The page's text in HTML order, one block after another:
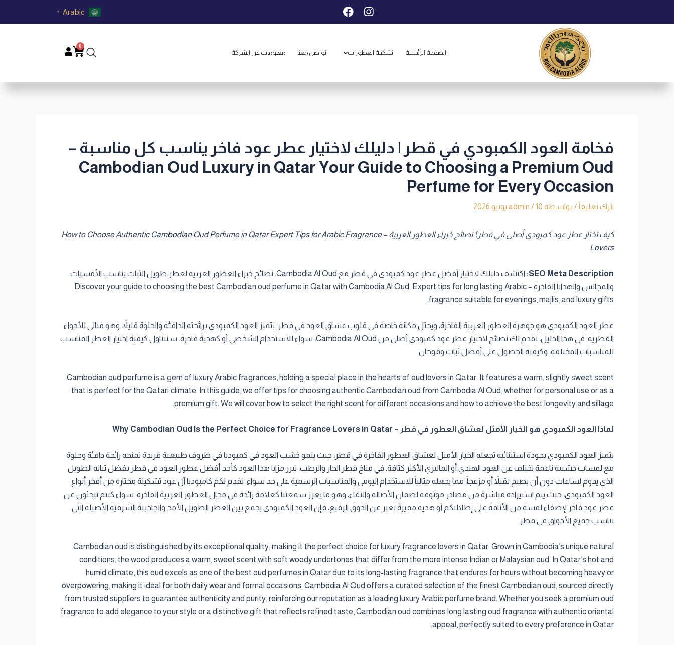
I
n
a
a
F
a
b
k
Arabic
▼
الصفحة الرئيسية تشكيلة العطورات تواصل معنا معلومات عن الشركة
0
Cart
فخامة العود الكمبودي في قطر | دليلك لاختيار عطر عود فاخر يناسب كل مناسبة –
Cambodian Oud Luxury in Qatar Your Guide to Choosing a Premium Oud
Perfume for Every Occasion
اترك تعليقاً/ بواسطة admin /18 يونيو 2026
كيف تختار عطر عود كمبودي أصلي في قطر؟ نصائح خبراء العطور العربية – How to Choose Authentic Cambodian Oud Perfume in Qatar Expert Tips for Arabic Fragrance
Lovers
SEO Meta Description:
اكتشف دليلك لاختيار أفضل عطر عود كمبودي في قطر مع Cambodia Al Oud. نصائح خبراء العطور العربية لعطر طويل الثبات يناسب الأمسيات
والمجالس والهدايا الفاخرة – Discover your guide to choosing the best Cambodian oud perfume in Qatar with Cambodia Al Oud. Expert tips for long lasting Arabic
fragrance suitable for evenings, majlis, and luxury gifts.
عطر العود الكمبودي هو جوهرة العطور العربية الفاخرة، ويحتل مكانة خاصة في قلوب عشاق العود في قطر. يتميز العود الكمبودي برائحته الدافئة والحلوة قليلاً، وهو مثالي للأجواء
القطرية. في هذا الدليل، نقدم لك نصائح لاختيار عطر عود كمبودي أصلي من Cambodia Al Oud، سواء للاستخدام الشخصي أو كهدية فاخرة. سنتناول كيفية اختيار العطر المناسب
للمناسبات المختلفة، وكيفية الحصول على أفضل ثبات وفوحان.
Cambodian oud perfume is a gem of luxury Arabic fragrances, holding a special place in the hearts of oud lovers in Qatar. It features a warm, slightly sweet scent
that is perfect for the Qatari climate. In this guide, we offer tips for choosing authentic Cambodian oud from Cambodia Al Oud, whether for personal use or as a
premium gift. We will cover how to select the right scent for different occasions and how to achieve the best longevity and sillage.
لماذا العود الكمبودي هو الخيار الأمثل لعشاق العطور في قطر – Why Cambodian Oud Is the Perfect Choice for Fragrance Lovers in Qatar
يتميز العود الكمبودي بجودة استثنائية تجعله الخيار الأمثل لعشاق العطور الفاخرة في قطر، حيث ينمو خشب العود في كمبوديا في ظروف طبيعية فريدة تمنحه رائحة دافئة وحلوة
مع لمسات خشبية ناعمة تختلف عن العود الهندي أو الماليزي الأكثر كثافة. في مناخ قطر الحار والرطب، تبرز مزايا هذا العود كأحد أفضل عطور العود في قطر بفضل ثباته الطويل
الذي يدوم لساعات دون أن يصبح ثقيلاً أو مزعجاً، مما يجعله مثالياً للاستخدام اليومي والمناسبات الرسمية على حد سواء. تقدم لكم كامبوديا آل عود تشكيلة مختارة من أفخر أنواع
العود الكمبودي، حيث يتم استيراده مباشرة من مصادر موثوقة لضمان الأصالة والنقاء، وهو ما يعزز سمعتنا كعلامة رائدة في مجال العطور العربية الفاخرة. سواء كنتم تبحثون عن
عطر عود فاخر لإضفاء لمسة من الأناقة على إطلالتكم أو هدية مميزة تعبر عن الذوق الرفيع، فإن العود الكمبودي يجمع بين العطر الطويل الأمد والجاذبية الشرقية الأصيلة التي
تناسب جميع الأذواق في قطر.
Cambodian oud is distinguished by its exceptional quality, making it the perfect choice for luxury fragrance lovers in Qatar. Grown in Cambodia’s unique natural
conditions, the wood produces a warm, sweet scent with soft woody undertones that differ from the more intense Indian or Malaysian oud. In Qatar’s hot and
humid climate, this oud excels as one of the best oud perfumes in Qatar due to its long-lasting fragrance that endures for hours without becoming heavy or
overpowering, making it ideal for both daily wear and formal occasions. Cambodia Al Oud offers a curated selection of the finest Cambodian oud, sourced directly
from trusted suppliers to guarantee authenticity and purity, reinforcing our reputation as a leading luxury Arabic perfume brand. Whether you seek a premium oud
fragrance to add elegance to your style or a distinctive gift that reflects refined taste, Cambodian oud combines long lasting oud fragrance with authentic oriental
appeal, perfectly suited to every preference in Qatar.